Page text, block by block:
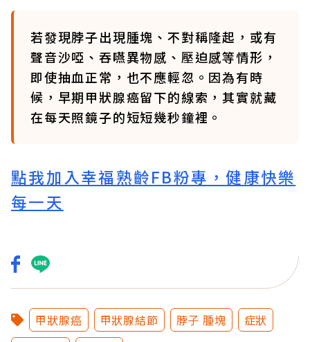
若發現脖子出現腫塊、不對稱隆起，或有
聲音沙啞、吞嚥異物感、壓迫感等情形，
即使抽血正常，也不應輕忽。因為有時
候，早期甲狀腺癌留下的線索，其實就藏
在每天照鏡子的短短幾秒鐘裡。
點我加入幸福熟齡FB粉專，健康快樂
每一天
甲狀腺癌 甲狀腺結節 脖子 腫塊
症狀